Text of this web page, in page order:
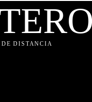
DISTANCIA